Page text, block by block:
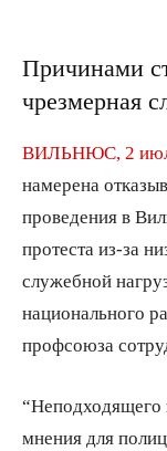
Причинами
чрезмерная
ВИЛЬНЮС, 2
намерена
проведения в
протеста из-за
служебной
национального
профсоюза
“Неподходящего
мнения для